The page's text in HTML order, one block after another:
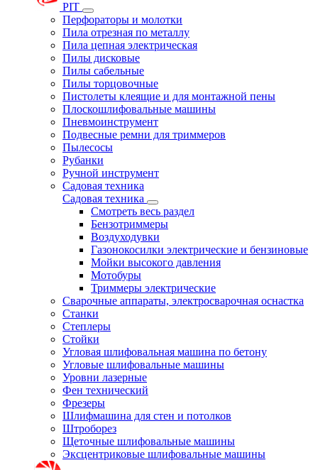
PIT
Перфораторы и молотки
Пила отрезная по металлу
Пила цепная электрическая
Пилы дисковые
Пилы сабельные
Пилы торцовочные
Пистолеты клеящие и для монтажной пены
Плоскошлифовальные машины
Пневмоинструмент
Подвесные ремни для триммеров
Пылесосы
Рубанки
Ручной инструмент
Садовая техника
Садовая техника
Смотреть весь раздел
Бензотриммеры
Воздуходувки
Газонокосилки электрические и бензиновые
Мойки высокого давления
Мотобуры
Триммеры электрические
Сварочные аппараты, электросварочная оснастка
Станки
Степлеры
Стойки
Угловая шлифовальная машина по бетону
Угловые шлифовальные машины
Уровни лазерные
Фен технический
Фрезеры
Шлифмашина для стен и потолков
Штроборез
Щеточные шлифовальные машины
Эксцентриковые шлифовальные машины